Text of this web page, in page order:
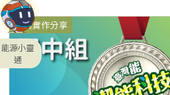
獲獎實作分享
能源小靈
通